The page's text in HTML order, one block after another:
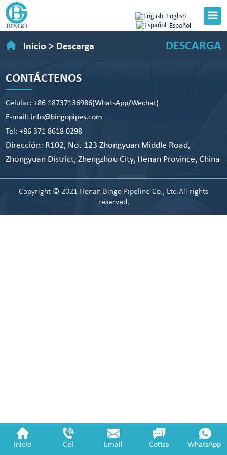
English
Español
Inicio > Descarga DESCARGA
CONTÁCTENOS
Celular: +86 18737136986(WhatsApp/Wechat)
E-mail: info@bingopipes.com
Tel: +86 371 8618 0298
Dirección: R102, No. 123 Zhongyuan Middle Road,
Zhongyuan District, Zhengzhou City, Henan Province, China
Copyright © 2021 Henan Bingo Pipeline Co., Ltd.All rights
reserved.
Inicio Cel Email Cotiza WhatsApp